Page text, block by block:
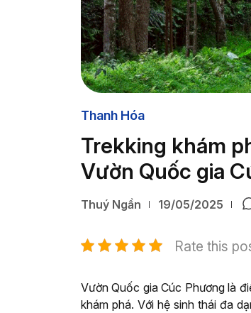
Thanh Hóa
Trekking khám
Vườn Quốc gia
Thuý Ngần 19/05/2025
Rate this
Vườn Quốc gia Cúc Phương là
khám phá. Với hệ sinh thái đa